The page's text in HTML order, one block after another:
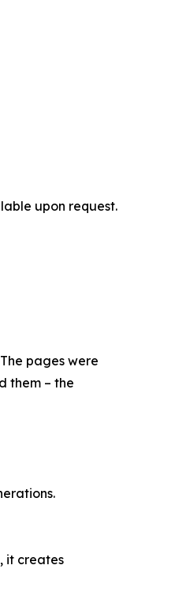
upon request.
pages were
them – the
it creates